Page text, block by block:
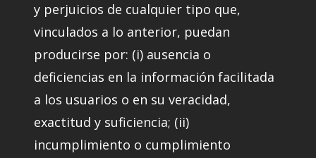
y perjuicios de cualquier tipo que,
vinculados a lo anterior, puedan
producirse por: (i) ausencia o
deficiencias en la información facilitada
a los usuarios o en su veracidad,
exactitud y suficiencia; (ii)
incumplimiento o cumplimiento